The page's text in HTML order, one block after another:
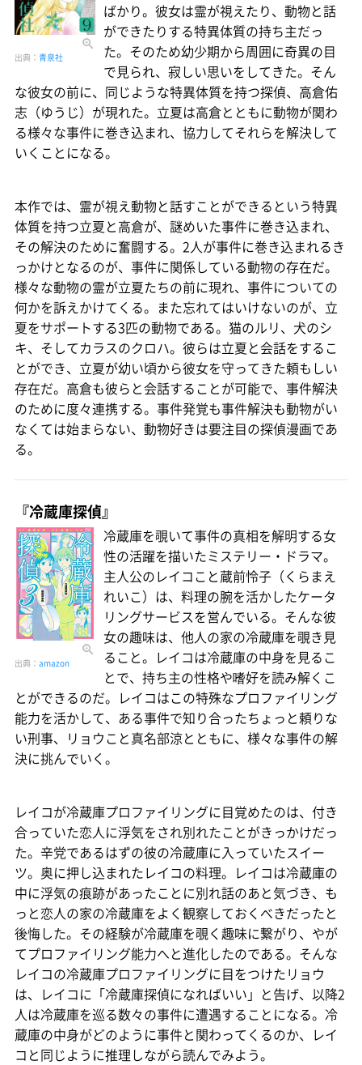
出典： 青泉社
ばかり。彼女は霊が視えたり、動物と話
ができたりする特異体質の持ち主だっ
た。そのため幼少期から周囲に奇異の目
で見られ、寂しい思いをしてきた。そん
な彼女の前に、同じような特異体質を持つ探偵、高倉佑
志（ゆうじ）が現れた。立夏は高倉とともに動物が関わ
る様々な事件に巻き込まれ、協力してそれらを解決して
いくことになる。
本作では、霊が視え動物と話すことができるという特異
体質を持つ立夏と高倉が、謎めいた事件に巻き込まれ、
その解決のために奮闘する。2人が事件に巻き込まれるき
っかけとなるのが、事件に関係している動物の存在だ。
様々な動物の霊が立夏たちの前に現れ、事件についての
何かを訴えかけてくる。また忘れてはいけないのが、立
夏をサポートする3匹の動物である。猫のルリ、犬のシ
キ、そしてカラスのクロハ。彼らは立夏と会話をするこ
とができ、立夏が幼い頃から彼女を守ってきた頼もしい
存在だ。高倉も彼らと会話することが可能で、事件解決
のために度々連携する。事件発覚も事件解決も動物がい
なくては始まらない、動物好きは要注目の探偵漫画であ
る。
『冷蔵庫探偵』
出典： amazon
冷蔵庫を覗いて事件の真相を解明する女
性の活躍を描いたミステリー・ドラマ。
主人公のレイコこと蔵前怜子（くらまえ
れいこ）は、料理の腕を活かしたケータ
リングサービスを営んでいる。そんな彼
女の趣味は、他人の家の冷蔵庫を覗き見
ること。レイコは冷蔵庫の中身を見るこ
とで、持ち主の性格や嗜好を読み解くこ
とができるのだ。レイコはこの特殊なプロファイリング
能力を活かして、ある事件で知り合ったちょっと頼りな
い刑事、リョウこと真名部涼とともに、様々な事件の解
決に挑んでいく。
レイコが冷蔵庫プロファイリングに目覚めたのは、付き
合っていた恋人に浮気をされ別れたことがきっかけだっ
た。辛党であるはずの彼の冷蔵庫に入っていたスイー
ツ。奥に押し込まれたレイコの料理。レイコは冷蔵庫の
中に浮気の痕跡があったことに別れ話のあと気づき、も
っと恋人の家の冷蔵庫をよく観察しておくべきだったと
後悔した。その経験が冷蔵庫を覗く趣味に繋がり、やが
てプロファイリング能力へと進化したのである。そんな
レイコの冷蔵庫プロファイリングに目をつけたリョウ
は、レイコに「冷蔵庫探偵になればいい」と告げ、以降2
人は冷蔵庫を巡る数々の事件に遭遇することになる。冷
蔵庫の中身がどのように事件と関わってくるのか、レイ
コと同じように推理しながら読んでみよう。